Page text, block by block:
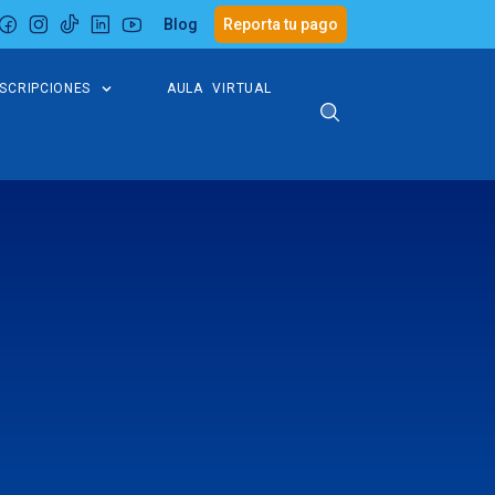
Blog Reporta tu pago
AULA VIRTUAL